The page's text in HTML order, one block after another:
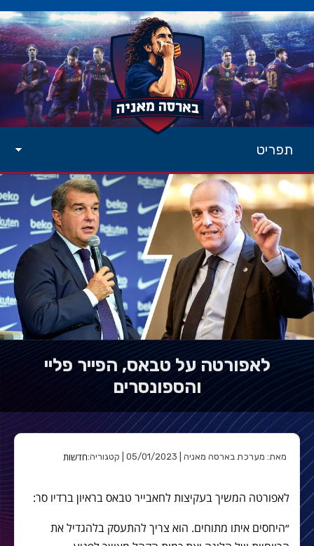
תפריט
לאפורטה על טבאס, הפייר פליי
והספונסרים
מאת: מערכת בארסה מאניה | 05/01/2023 | קטגוריה: חדשות
לאפורטה המשיך בעקיצות לחאבייר טבאס בראיון ברדיו סר:
״היחסים איתו מתוחים. הוא צריך להתעסק בלהגדיל את